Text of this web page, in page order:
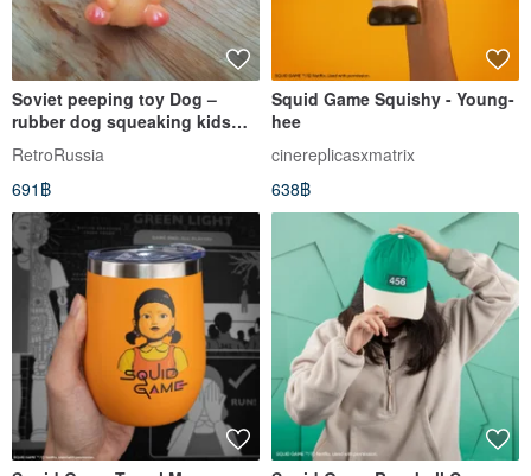
Soviet peeping toy Dog –
rubber dog squeaking kids
roy vintage
RetroRussia
691฿
Squid Game Squishy - Young-
hee
cinereplicasxmatrix
638฿